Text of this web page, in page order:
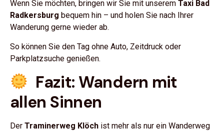
Wenn Sie möchten, bringen wir Sie mit unserem Taxi Bad
Radkersburg bequem hin – und holen Sie nach Ihrer
Wanderung gerne wieder ab.
So können Sie den Tag ohne Auto, Zeitdruck oder
Parkplatzsuche genießen.
Fazit: Wandern mit
allen Sinnen
Der Traminerweg Klöch ist mehr als nur ein Wanderweg